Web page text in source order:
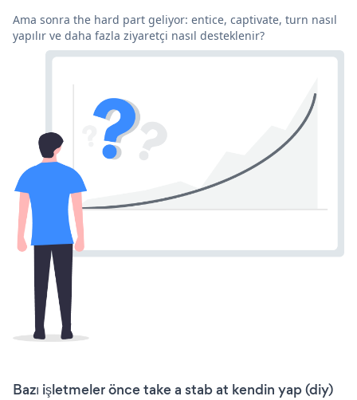
Ama sonra the hard part geliyor: entice, captivate, turn nasıl
yapılır ve daha fazla ziyaretçi nasıl desteklenir?
Bazı işletmeler önce take a stab at kendin yap (diy)